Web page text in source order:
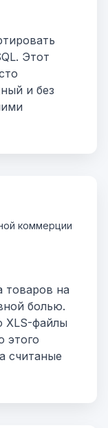
Этот
и без
коммерции
товаров на
болью.
XLS-файлы
этого
считаные